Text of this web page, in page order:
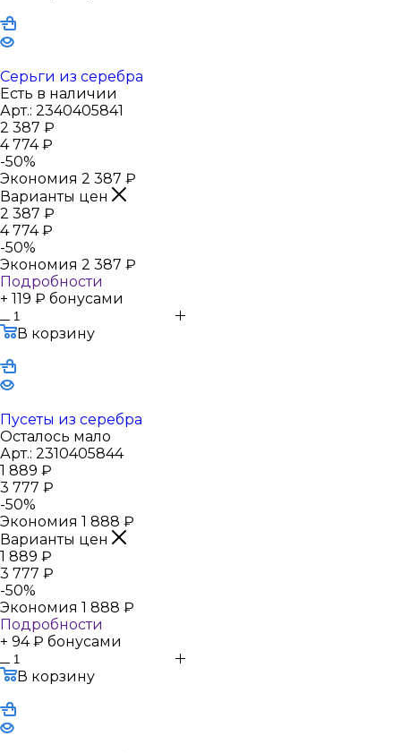
Серьги из серебра
Есть в наличии
Арт.: 2340405841
2 387 ₽
4 774₽
-50%
Экономия 2 387 ₽
Варианты цен
2 387 ₽
4 774₽
-50%
Экономия 2 387 ₽
Подробности
+ 119 ₽ бонусами
В корзину
Пусеты из серебра
Осталось мало
Арт.: 2310405844
1 889 ₽
3 777 ₽
-50%
Экономия 1 888 ₽
Варианты цен
1 889 ₽
3 777 ₽
-50%
Экономия 1 888 ₽
Подробности
+ 94 ₽ бонусами
В корзину